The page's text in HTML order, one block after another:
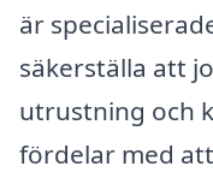
är
säkerställa att
utrustning och
fördelar med